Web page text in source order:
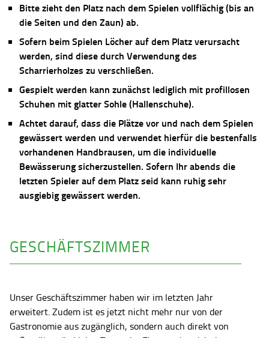
Bitte zieht den Platz nach dem Spielen vollflächig (bis an
die Seiten und den Zaun) ab.
Sofern beim Spielen Löcher auf dem Platz verursacht
werden, sind diese durch Verwendung des
Scharrierholzes zu verschließen.
Gespielt werden kann zunächst lediglich mit profillosen
Schuhen mit glatter Sohle (Hallenschuhe).
Achtet darauf, dass die Plätze vor und nach dem Spielen
gewässert werden und verwendet hierfür die bestenfalls
vorhandenen Handbrausen, um die individuelle
Bewässerung sicherzustellen. Sofern Ihr abends die
letzten Spieler auf dem Platz seid kann ruhig sehr
ausgiebig gewässert werden.
GESCHÄFTSZIMMER
Unser Geschäftszimmer haben wir im letzten Jahr
erweitert. Zudem ist es jetzt nicht mehr nur von der
Gastronomie aus zugänglich, sondern auch direkt von